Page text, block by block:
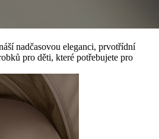
nadčasovou eleganci, prvotřídní
pro děti, které potřebujete pro